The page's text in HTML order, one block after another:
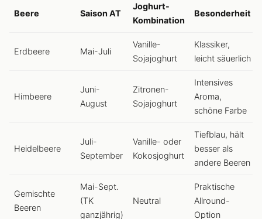
Beere Saison AT
Joghurt-
Kombination
Besonderheit
Erdbeere Mai-Juli
Vanille-
Sojajoghurt
Klassiker,
leicht säuerlich
Himbeere
Juni-
August
Zitronen-
Sojajoghurt
Intensives
Aroma,
schöne Farbe
Heidelbeere
Juli-
September
Vanille- oder
Kokosjoghurt
Tiefblau, hält
besser als
andere Beeren
Gemischte
Beeren
Mai-Sept.
(TK
ganzjährig)
Neutral
Praktische
Allround-
Option